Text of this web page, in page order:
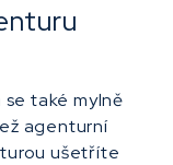
také mylně
agenturní
ušetříte